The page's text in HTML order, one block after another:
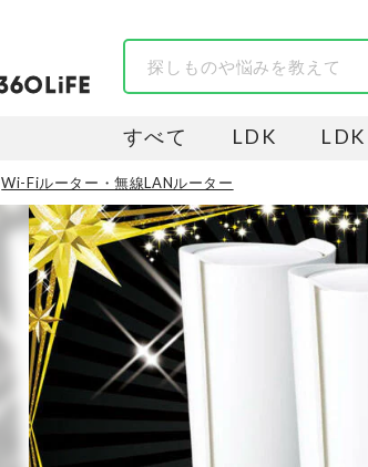
すべて LDK
Wi-Fiルーター・無線LANルーター